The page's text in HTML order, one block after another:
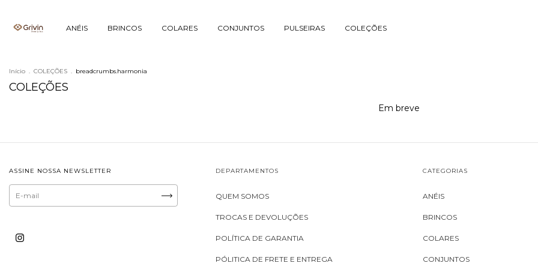
ANÉIS BRINCOS COLARES CONJUNTOS PULSEIRAS COLEÇÕES
Início . COLEÇÕES . breadcrumbs.harmonia
COLEÇÕES
Em breve
ASSINE NOSSA NEWSLETTER DEPARTAMENTOS
QUEM SOMOS
TROCAS E DEVOLUÇÕES
POLÍTICA DE GARANTIA
PÓLITICA DE FRETE E ENTREGA
CATEGORIAS
ANÉIS
BRINCOS
COLARES
CONJUNTOS